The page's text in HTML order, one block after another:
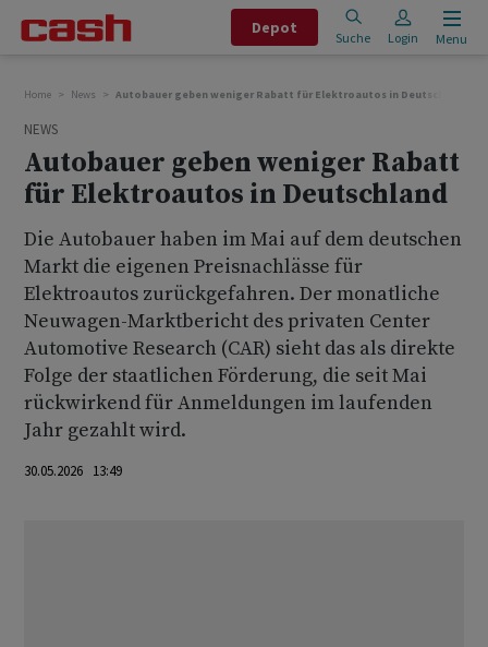
Depot
Suche Login Menu
Home News Autobauer geben weniger Rabatt für Elektroautos in Deutschland
NEWS
Autobauer geben weniger Rabatt
für Elektroautos in Deutschland
Die Autobauer haben im Mai auf dem deutschen
Markt die eigenen Preisnachlässe für
Elektroautos zurückgefahren. Der monatliche
Neuwagen-Marktbericht des privaten Center
Automotive Research (CAR) sieht das als direkte
Folge der staatlichen Förderung, die seit Mai
rückwirkend für Anmeldungen im laufenden
Jahr gezahlt wird.
30.05.2026 13:49